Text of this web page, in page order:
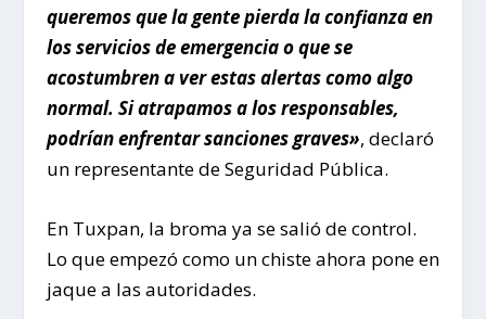
queremos que la gente pierda la confianza en
los servicios de emergencia o que se
acostumbren a ver estas alertas como algo
normal. Si atrapamos a los responsables,
podrían enfrentar sanciones graves», declaró
un representante de Seguridad Pública.
En Tuxpan, la broma ya se salió de control.
Lo que empezó como un chiste ahora pone en
jaque a las autoridades.